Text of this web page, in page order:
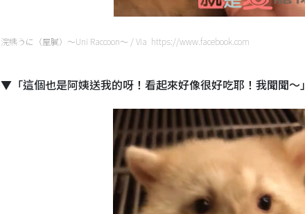
浣熊うに（屋膩）～Uni Raccoon～ / Via https://www.facebook.com
▼「這個也是阿姨送我的呀！看起來好像很好吃耶！我聞聞～」